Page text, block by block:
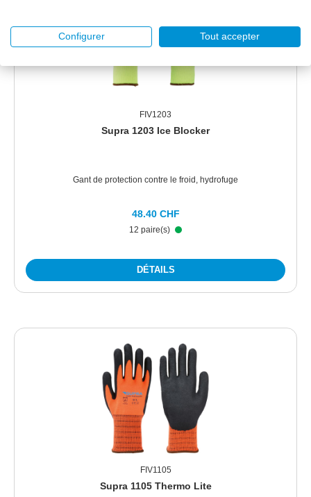
FIV1203
Supra 1203 Ice Blocker
Gant de protection contre le froid, hydrofuge
12 paire(s)
48.40 CHF
DÉTAILS
FIV1105
Supra 1105 Thermo Lite
Configurer Tout accepter